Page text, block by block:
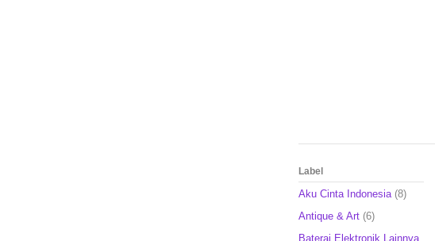
Label
Aku Cinta Indonesia (8)
Antique & Art (6)
Baterai Elektronik Lainnya